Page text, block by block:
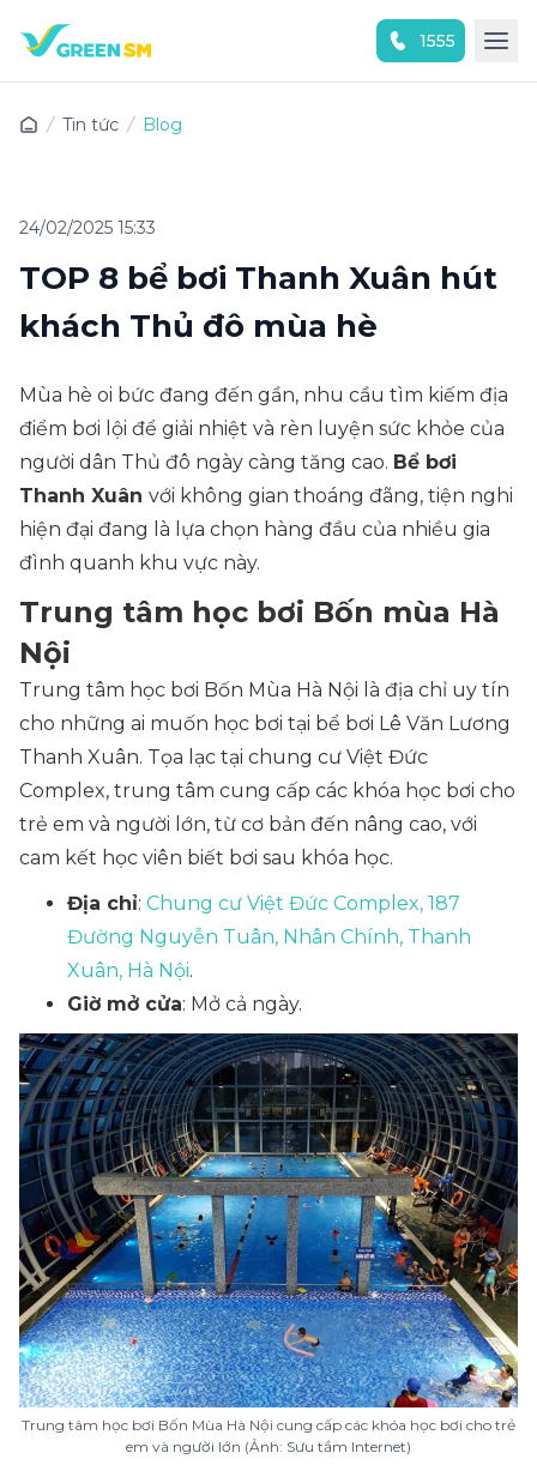
1555
Tin tức Blog
24/02/2025 15:33
TOP 8 bể bơi Thanh Xuân hút
khách Thủ đô mùa hè
Mùa hè oi bức đang đến gần, nhu cầu tìm kiếm địa
điểm bơi lội để giải nhiệt và rèn luyện sức khỏe của
người dân Thủ đô ngày càng tăng cao. Bể bơi
Thanh Xuân với không gian thoáng đãng, tiện nghi
hiện đại đang là lựa chọn hàng đầu của nhiều gia
đình quanh khu vực này.
Trung tâm học bơi Bốn mùa Hà
Nội
Trung tâm học bơi Bốn Mùa Hà Nội là địa chỉ uy tín
cho những ai muốn học bơi tại bể bơi Lê Văn Lương
Thanh Xuân. Tọa lạc tại chung cư Việt Đức
Complex, trung tâm cung cấp các khóa học bơi cho
trẻ em và người lớn, từ cơ bản đến nâng cao, với
cam kết học viên biết bơi sau khóa học.
Địa chỉ: Chung cư Việt Đức Complex, 187
Đường Nguyễn Tuân, Nhân Chính, Thanh
Xuân, Hà Nội.
Giờ mở cửa: Mở cả ngày.
Trung tâm học bơi Bốn Mùa Hà Nội cung cấp các khóa học bơi cho trẻ
em và người lớn (Ảnh: Sưu tầm Internet)